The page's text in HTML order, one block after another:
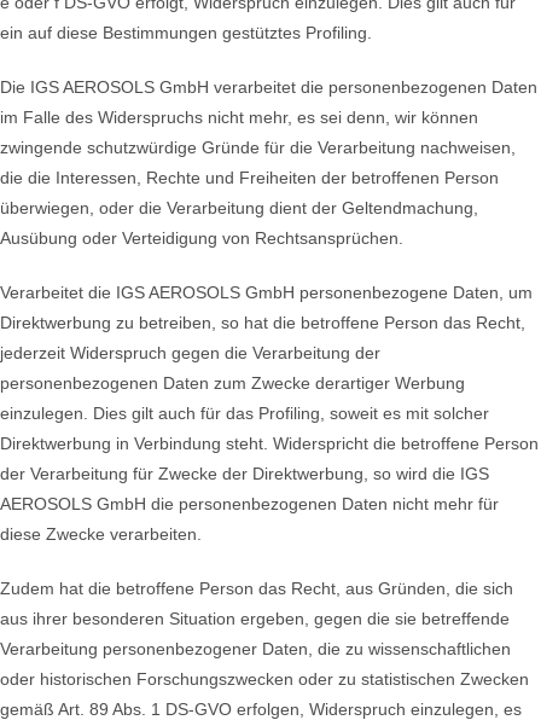
ein auf diese Bestimmungen gestütztes Profiling.
Die IGS AEROSOLS GmbH verarbeitet die personenbezogenen Daten
im Falle des Widerspruchs nicht mehr, es sei denn, wir können
zwingende schutzwürdige Gründe für die Verarbeitung nachweisen,
die die Interessen, Rechte und Freiheiten der betroffenen Person
überwiegen, oder die Verarbeitung dient der Geltendmachung,
Ausübung oder Verteidigung von Rechtsansprüchen.
Verarbeitet die IGS AEROSOLS GmbH personenbezogene Daten, um
Direktwerbung zu betreiben, so hat die betroffene Person das Recht,
jederzeit Widerspruch gegen die Verarbeitung der
personenbezogenen Daten zum Zwecke derartiger Werbung
einzulegen. Dies gilt auch für das Profiling, soweit es mit solcher
Direktwerbung in Verbindung steht. Widerspricht die betroffene Person
der Verarbeitung für Zwecke der Direktwerbung, so wird die IGS
AEROSOLS GmbH die personenbezogenen Daten nicht mehr für
diese Zwecke verarbeiten.
Zudem hat die betroffene Person das Recht, aus Gründen, die sich
aus ihrer besonderen Situation ergeben, gegen die sie betreffende
Verarbeitung personenbezogener Daten, die zu wissenschaftlichen
oder historischen Forschungszwecken oder zu statistischen Zwecken
gemäß Art. 89 Abs. 1 DS-GVO erfolgen, Widerspruch einzulegen, es